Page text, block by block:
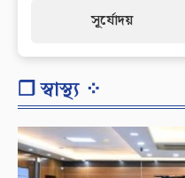
সূর্যোদয়
❐ স্বাস্থ্য ⁘